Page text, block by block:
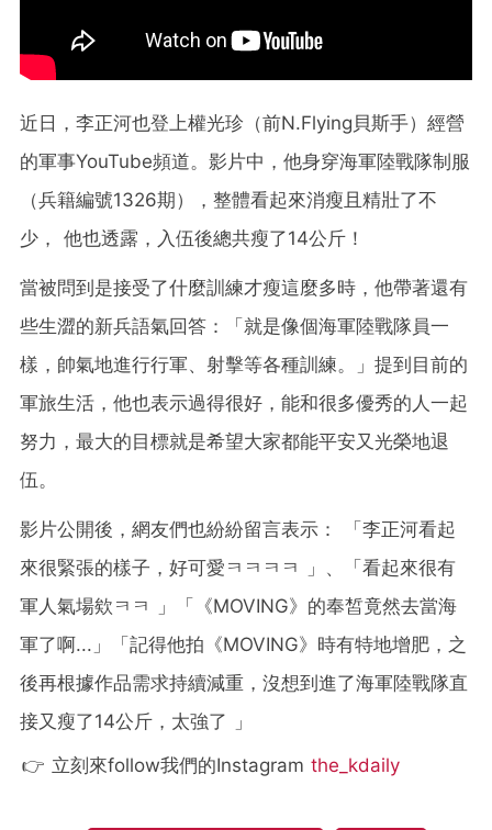
近日，李正河也登上權光珍（前N.Flying貝斯手）經營
的軍事YouTube頻道。影片中，他身穿海軍陸戰隊制服
（兵籍編號1326期），整體看起來消瘦且精壯了不
少， 他也透露，入伍後總共瘦了14公斤！
當被問到是接受了什麼訓練才瘦這麼多時，他帶著還有
些生澀的新兵語氣回答：「就是像個海軍陸戰隊員一
樣，帥氣地進行行軍、射擊等各種訓練。」提到目前的
軍旅生活，他也表示過得很好，能和很多優秀的人一起
努力，最大的目標就是希望大家都能平安又光榮地退
伍。
影片公開後，網友們也紛紛留言表示： 「李正河看起
來很緊張的樣子，好可愛ㅋㅋㅋㅋ 」、「看起來很有
軍人氣場欸ㅋㅋ 」「《MOVING》的奉皙竟然去當海
軍了啊...」「記得他拍《MOVING》時有特地增肥，之
後再根據作品需求持續減重，沒想到進了海軍陸戰隊直
接又瘦了14公斤，太強了 」
👉 立刻來follow我們的Instagram the_kdaily